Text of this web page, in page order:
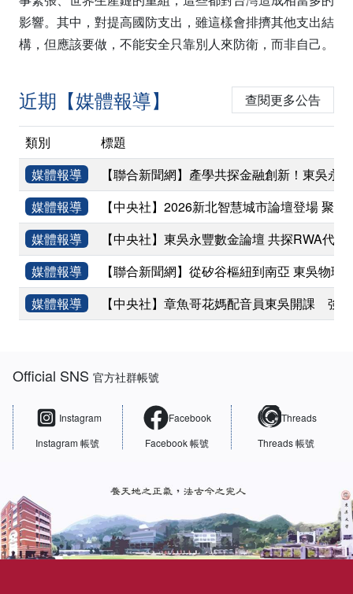
影響。其中，對提高國防支出，雖這樣會排擠其他支出結
構，但應該要做，不能安全只靠別人來防衛，而非自己。
近期【媒體報導】 查閱更多公告
類別
標題
媒體報導
【聯合新聞網】產學共探金融創新！東吳
媒體報導
【中央社】2026新北智慧城市論壇登場 聚
媒體報導
【中央社】東吳永豐數金論壇 共探RWA代幣
媒體報導
【聯合新聞網】從矽谷樞紐到南亞 東吳物理
媒體報導
【中央社】章魚哥花媽配音員東吳開課 強
Official SNS官方社群帳號
Instagram
Instagram 帳號
Facebook
Facebook 帳號
Threads
Threads 帳號